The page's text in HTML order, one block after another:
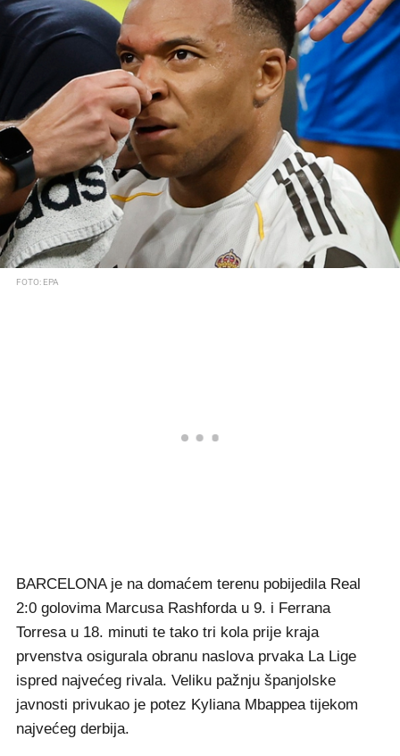
FOTO: EPA
BARCELONA je na domaćem terenu pobijedila Real
2:0 golovima Marcusa Rashforda u 9. i Ferrana
Torresa u 18. minuti te tako tri kola prije kraja
prvenstva osigurala obranu naslova prvaka La Lige
ispred najvećeg rivala. Veliku pažnju španjolske
javnosti privukao je potez Kyliana Mbappea tijekom
najvećeg derbija.